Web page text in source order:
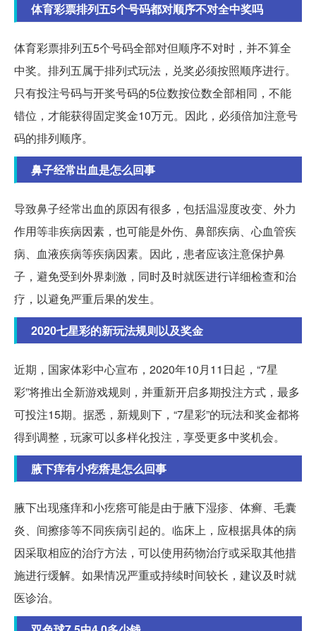
体育彩票排列五5个号码都对顺序不对全中奖吗
体育彩票排列五5个号码全部对但顺序不对时，并不算全
中奖。排列五属于排列式玩法，兑奖必须按照顺序进行。
只有投注号码与开奖号码的5位数按位数全部相同，不能
错位，才能获得固定奖金10万元。因此，必须倍加注意号
码的排列顺序。
鼻子经常出血是怎么回事
导致鼻子经常出血的原因有很多，包括温湿度改变、外力
作用等非疾病因素，也可能是外伤、鼻部疾病、心血管疾
病、血液疾病等疾病因素。因此，患者应该注意保护鼻
子，避免受到外界刺激，同时及时就医进行详细检查和治
疗，以避免严重后果的发生。
2020七星彩的新玩法规则以及奖金
近期，国家体彩中心宣布，2020年10月11日起，“7星
彩”将推出全新游戏规则，并重新开启多期投注方式，最多
可投注15期。据悉，新规则下，“7星彩”的玩法和奖金都将
得到调整，玩家可以多样化投注，享受更多中奖机会。
腋下痒有小疙瘩是怎么回事
腋下出现瘙痒和小疙瘩可能是由于腋下湿疹、体癣、毛囊
炎、间擦疹等不同疾病引起的。临床上，应根据具体的病
因采取相应的治疗方法，可以使用药物治疗或采取其他措
施进行缓解。如果情况严重或持续时间较长，建议及时就
医诊治。